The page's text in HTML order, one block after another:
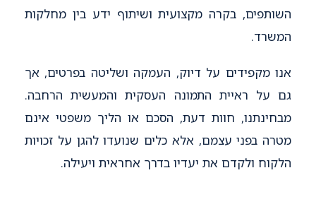
השותפים, בקרה מקצועית ושיתוף ידע בין מחלקות
המשרד.
אנו מקפידים על דיוק, העמקה ושליטה בפרטים, אך
גם על ראיית התמונה העסקית והמעשית הרחבה.
מבחינתנו, חוות דעת, הסכם או הליך משפטי אינם
מטרה בפני עצמם, אלא כלים שנועדו להגן על זכויות
הלקוח ולקדם את יעדיו בדרך אחראית ויעילה.